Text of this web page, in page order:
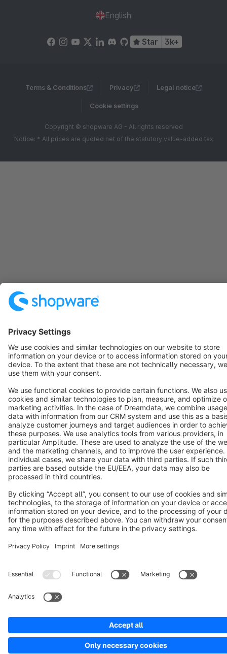
English
Star 3k+
Terms & Conditions Privacy Legal notice
Cookie settings
Copyright © shopware AG - All rights reserved
Notice: * All prices are quoted net of the statutory value-added tax